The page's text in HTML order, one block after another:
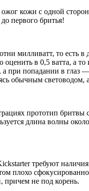
кожи с одной
первого бритья!
милливатт, то есть в
в 0,5 ватта, а
при попадании в глаз
обычным
прототип бритвы
длина волны
требуют
плохо
причем не под корень.